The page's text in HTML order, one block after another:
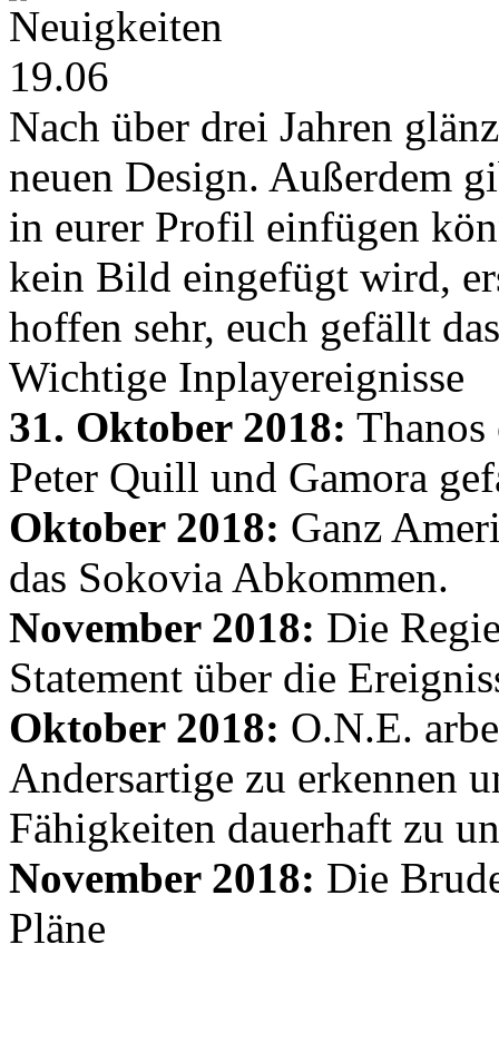
Neuigkeiten
19.06
Nach über drei Jahren
neuen Design. Außerdem
in eurer Profil einfügen
kein Bild eingefügt wird,
hoffen sehr, euch gefällt
Wichtige Inplayereignisse
31. Oktober 2018:
Peter Quill und Gamora
Oktober 2018: Ganz
das Sokovia Abkommen.
November 2018: Die
Statement über die
Oktober 2018: O.N.E.
Andersartige zu erkennen
Fähigkeiten dauerhaft zu
November 2018: Die
Pläne